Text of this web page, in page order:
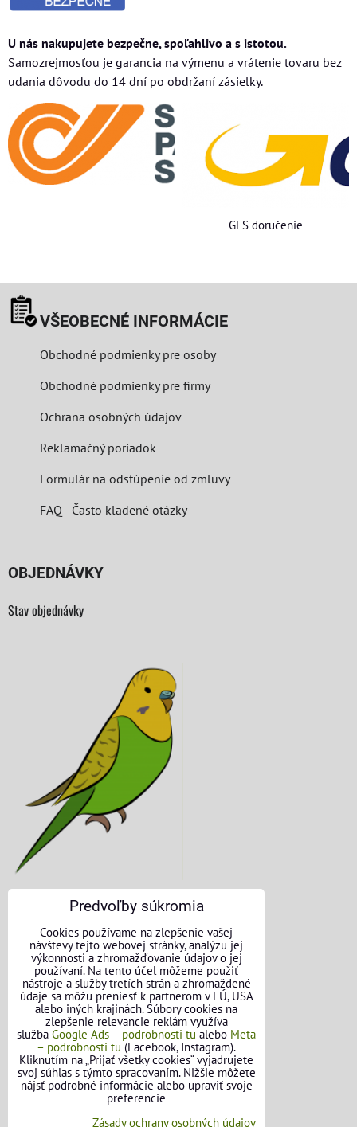
U nás nakupujete bezpečne, spoľahlivo a s istotou.
Samozrejmosťou je garancia na výmenu a vrátenie tovaru bez
udania dôvodu do 14 dní po obdržaní zásielky.
GLS doručenie
VŠEOBECNÉ INFORMÁCIE
Obchodné podmienky pre osoby
Obchodné podmienky pre firmy
Ochrana osobných údajov
Reklamačný poriadok
Formulár na odstúpenie od zmluvy
FAQ - Často kladené otázky
OBJEDNÁVKY
Stav objednávky
O nás
Kontakt
Požičovňa náradia
Názory našich zákazníkov
Mapa stránok
SLEDUJTE NÁS
Predvoľby súkromia
Cookies používame na zlepšenie vašej
návštevy tejto webovej stránky, analýzu jej
výkonnosti a zhromažďovanie údajov o jej
používaní. Na tento účel môžeme použiť
nástroje a služby tretích strán a zhromaždené
údaje sa môžu preniesť k partnerom v EÚ, USA
alebo iných krajinách. Súbory cookies na
zlepšenie relevancie reklám využíva
služba Google Ads – podrobnosti tu alebo Meta
– podrobnosti tu (Facebook, Instagram).
Kliknutím na „Prijať všetky cookies“ vyjadrujete
svoj súhlas s týmto spracovaním. Nižšie môžete
nájsť podrobné informácie alebo upraviť svoje
preferencie
Zásady ochrany osobných údajov